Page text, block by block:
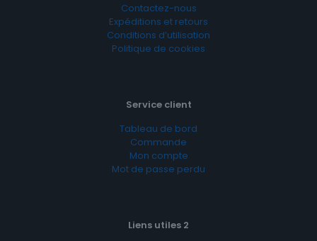
Contactez-nous
Expéditions et retours
Conditions d’utilisation
Politique de cookies
Service client
Tableau de bord
Commande
Mon compte
Mot de passe perdu
Liens utiles 2